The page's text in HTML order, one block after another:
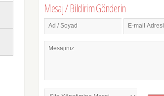
Mesaj / Bildirim Gönderin
Ad / Soyad E-mail Adresi
Mesajınız